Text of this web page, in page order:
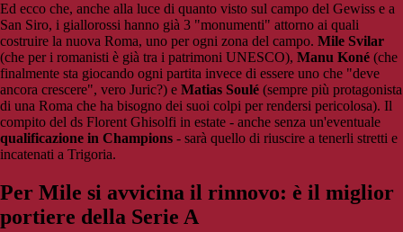
Ed ecco che, anche alla luce di quanto visto sul campo del Gewiss e a
San Siro, i giallorossi hanno già 3 "monumenti" attorno ai quali
costruire la nuova Roma, uno per ogni zona del campo. Mile Svilar
(che per i romanisti è già tra i patrimoni UNESCO), Manu Koné (che
finalmente sta giocando ogni partita invece di essere uno che "deve
ancora crescere", vero Juric?) e Matias Soulé (sempre più protagonista
di una Roma che ha bisogno dei suoi colpi per rendersi pericolosa). Il
compito del ds Florent Ghisolfi in estate - anche senza un'eventuale
qualificazione in Champions - sarà quello di riuscire a tenerli stretti e
incatenati a Trigoria.
Per Mile si avvicina il rinnovo: è il miglior
portiere della Serie A